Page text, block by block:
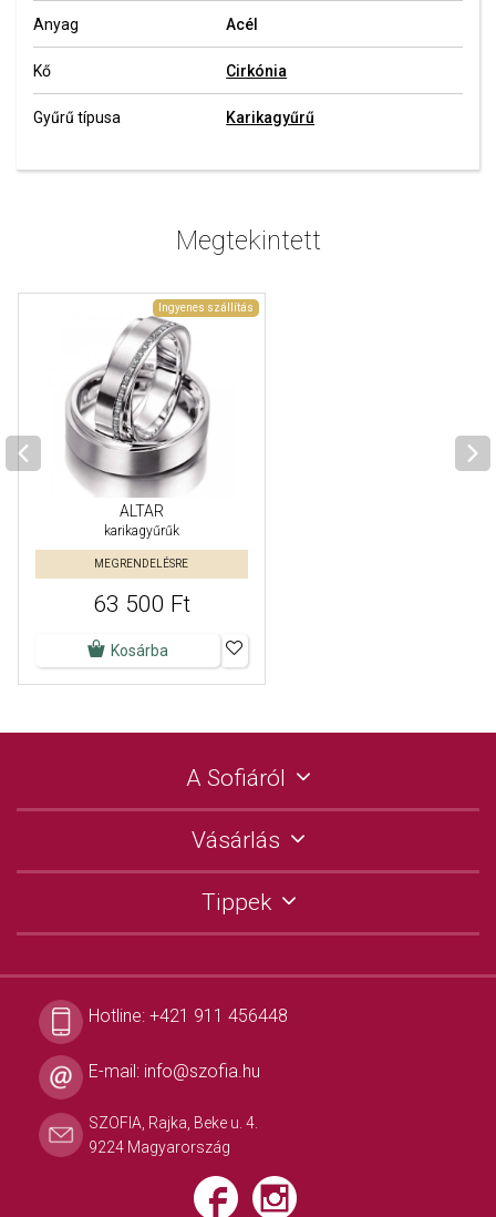
Anyag Acél
Kő Cirkónia
Gyűrű típusa Karikagyűrű
Megtekintett
Ingyenes szállítás
ALTAR
karikagyűrűk
MEGRENDELÉSRE
63 500 Ft
Kosárba
A Sofiáról
Vásárlás
Tippek
Hotline: +421 911 456448
E-mail: info@szofia.hu
SZOFIA, Rajka, Beke u. 4.
9224 Magyarország